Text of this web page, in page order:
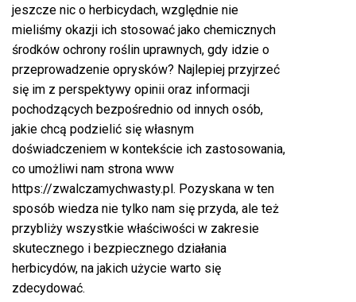
jeszcze nic o herbicydach, względnie nie
mieliśmy okazji ich stosować jako chemicznych
środków ochrony roślin uprawnych, gdy idzie o
przeprowadzenie oprysków? Najlepiej przyjrzeć
się im z perspektywy opinii oraz informacji
pochodzących bezpośrednio od innych osób,
jakie chcą podzielić się własnym
doświadczeniem w kontekście ich zastosowania,
co umożliwi nam strona www
https://zwalczamychwasty.pl. Pozyskana w ten
sposób wiedza nie tylko nam się przyda, ale też
przybliży wszystkie właściwości w zakresie
skutecznego i bezpiecznego działania
herbicydów, na jakich użycie warto się
zdecydować.